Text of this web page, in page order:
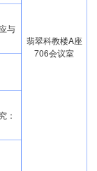
翡翠科教楼A座
706会议室
与
：